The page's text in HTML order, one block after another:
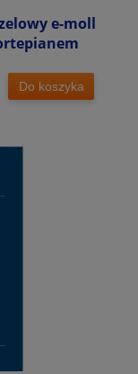
e-moll
Do koszyka